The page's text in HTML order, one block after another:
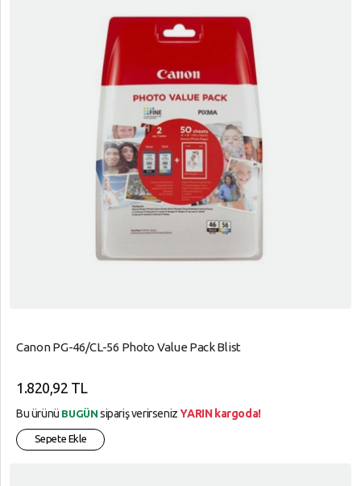
Canon PG-46/CL-56 Photo Value Pack Blist
1.820,92 TL
Bu ürünü BUGÜN sipariş verirsenizYARIN kargoda!
Sepete Ekle